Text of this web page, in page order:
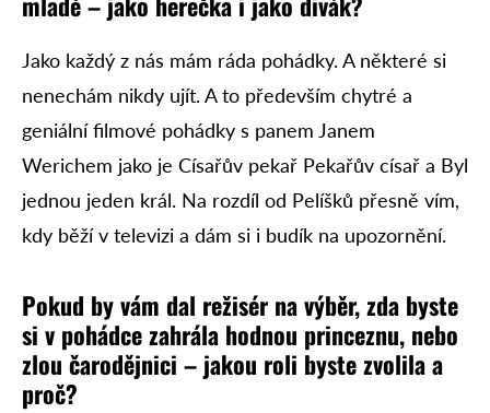
Jako každý z nás mám ráda pohádky. A některé si
nenechám nikdy ujít. A to především chytré a
geniální filmové pohádky s panem Janem
Werichem jako je Císařův pekař Pekařův císař a Byl
jednou jeden král. Na rozdíl od Pelíšků přesně vím,
kdy běží v televizi a dám si i budík na upozornění.
Pokud by vám dal režisér na výběr, zda byste
si v pohádce zahrála hodnou princeznu, nebo
zlou čarodějnici – jakou roli byste zvolila a
proč?